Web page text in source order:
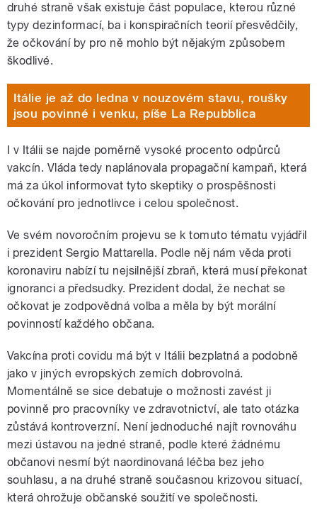
druhé straně však existuje část populace, kterou různé
typy dezinformací, ba i konspiračních teorií přesvědčily,
že očkování by pro ně mohlo být nějakým způsobem
škodlivé.
Itálie je až do ledna v nouzovém stavu, roušky
jsou povinné i venku, píše La Repubblica
I v Itálii se najde poměrně vysoké procento odpůrců
vakcín. Vláda tedy naplánovala propagační kampaň, která
má za úkol informovat tyto skeptiky o prospěšnosti
očkování pro jednotlivce i celou společnost.
Ve svém novoročním projevu se k tomuto tématu vyjádřil
i prezident Sergio Mattarella. Podle něj nám věda proti
koronaviru nabízí tu nejsilnější zbraň, která musí překonat
ignoranci a předsudky. Prezident dodal, že nechat se
očkovat je zodpovědná volba a měla by být morální
povinností každého občana.
Vakcína proti covidu má být v Itálii bezplatná a podobně
jako v jiných evropských zemích dobrovolná.
Momentálně se sice debatuje o možnosti zavést ji
povinně pro pracovníky ve zdravotnictví, ale tato otázka
zůstává kontroverzní. Není jednoduché najít rovnováhu
mezi ústavou na jedné straně, podle které žádnému
občanovi nesmí být naordinovaná léčba bez jeho
souhlasu, a na druhé straně současnou krizovou situací,
která ohrožuje občanské soužití ve společnosti.